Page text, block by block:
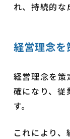
れ、持続的な
経営理念を
経営理念を策
確になり、従
す。
これにより